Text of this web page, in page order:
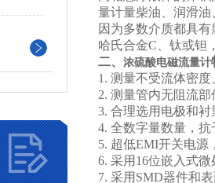
量计量柴油、润滑
因为多数介质都具
哈氏合金C、钛或钽
二、 浓硫酸电磁流量计
1. 测量不受流体密
2. 测量管内无阻流
3. 合理选用电极和
4. 全数字量数量，抗
5. 超低EMI开关电源
6. 采用16位嵌入式
7. 采用SMD器件和